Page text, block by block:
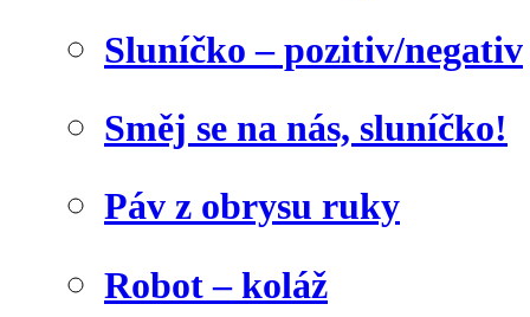
Sluníčko – pozitiv/negativ
Směj se na nás, sluníčko!
Páv z obrysu ruky
Robot – koláž